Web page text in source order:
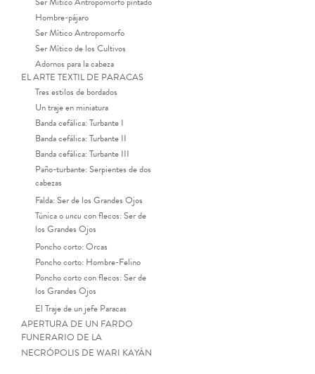
Hombre-pájaro
Ser Mítico Antropomorfo
Ser Mítico de los Cultivos
Adornos para la cabeza
EL ARTE TEXTIL DE PARACAS
Tres estilos de bordados
Un traje en miniatura
Banda cefálica: Turbante I
Banda cefálica: Turbante II
Banda cefálica: Turbante III
Paño-turbante: Serpientes de dos
cabezas
Falda: Ser de los Grandes Ojos
Túnica ouncu con flecos: Ser de
los Grandes Ojos
Poncho corto: Orcas
Poncho corto: Hombre-Felino
Poncho corto con flecos: Ser de
los Grandes Ojos
El Traje de un jefe Paracas
APERTURA DE UN FARDO
FUNERARIO DE LA
NECRÓPOLIS DE WARI KAYÁN